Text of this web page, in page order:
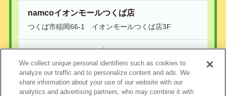
namcoイオンモールつくば店
つくば市稲岡66-1 イオンモールつくば店3F
namco iiasつくば店
つくば市研究学園5丁目19番地 iiasつくば店2F2190
We collect unique personal identifiers such as cookies to
analyze our traffic and to personalize content and ads. We
share information about your use of our website with our
analytics and advertising partners, who may combine it with